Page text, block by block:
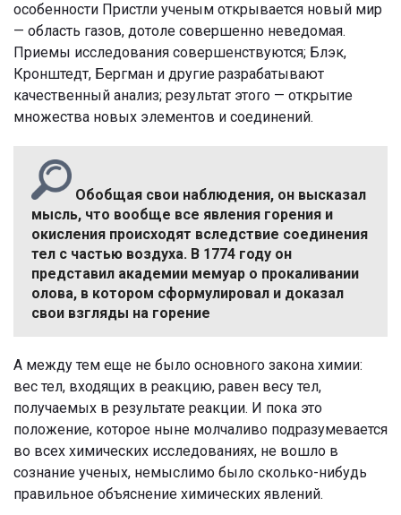
особенности Пристли ученым открывается новый мир
— область газов, дотоле совершенно неведомая.
Приемы исследования совершенствуются; Блэк,
Кронштедт, Бергман и другие разрабатывают
качественный анализ; результат этого — открытие
множества новых элементов и соединений.
Обобщая свои наблюдения, он высказал
мысль, что вообще все явления горения и
окисления происходят вследствие соединения
тел с частью воздуха. В 1774 году он
представил академии мемуар о прокаливании
олова, в котором сформулировал и доказал
свои взгляды на горение
А между тем еще не было основного закона химии:
вес тел, входящих в реакцию, равен весу тел,
получаемых в результате реакции. И пока это
положение, которое ныне молчаливо подразумевается
во всех химических исследованиях, не вошло в
сознание ученых, немыслимо было сколько-нибудь
правильное объяснение химических явлений.